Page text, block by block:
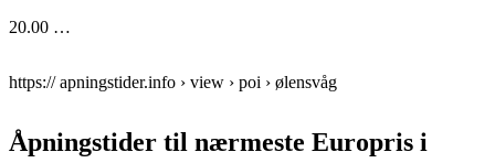
20.00 …
https:// apningstider.info › view › poi › ølensvåg
Åpningstider til nærmeste Europris i